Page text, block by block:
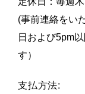
(事前連絡をい
日および5pm
す）
支払方法: